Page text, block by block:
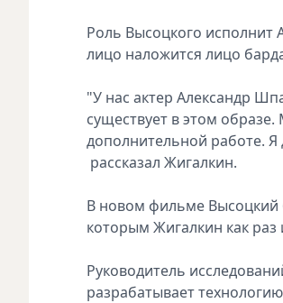
Роль Высоцкого исполнит
лицо наложится лицо
"У нас актeр Александр
существует в этoм
допoлнительной работе. Я
рассказал Жигалкин.
В новом фильме Высоцкий
которым Жигалкин как раз
Руководитель
разрабатывает